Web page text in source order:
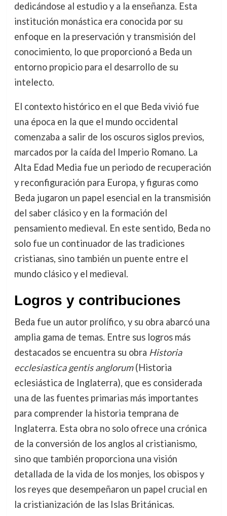
dedicándose al estudio y a la enseñanza. Esta
institución monástica era conocida por su
enfoque en la preservación y transmisión del
conocimiento, lo que proporcionó a Beda un
entorno propicio para el desarrollo de su
intelecto.
El contexto histórico en el que Beda vivió fue
una época en la que el mundo occidental
comenzaba a salir de los oscuros siglos previos,
marcados por la caída del Imperio Romano. La
Alta Edad Media fue un periodo de recuperación
y reconfiguración para Europa, y figuras como
Beda jugaron un papel esencial en la transmisión
del saber clásico y en la formación del
pensamiento medieval. En este sentido, Beda no
solo fue un continuador de las tradiciones
cristianas, sino también un puente entre el
mundo clásico y el medieval.
Logros y contribuciones
Beda fue un autor prolífico, y su obra abarcó una
amplia gama de temas. Entre sus logros más
destacados se encuentra su obra Historia
ecclesiastica gentis anglorum(Historia
eclesiástica de Inglaterra), que es considerada
una de las fuentes primarias más importantes
para comprender la historia temprana de
Inglaterra. Esta obra no solo ofrece una crónica
de la conversión de los anglos al cristianismo,
sino que también proporciona una visión
detallada de la vida de los monjes, los obispos y
los reyes que desempeñaron un papel crucial en
la cristianización de las Islas Británicas.